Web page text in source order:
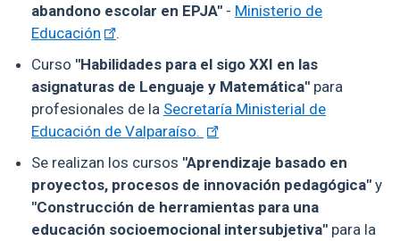
abandono escolar en EPJA" - Ministerio de
Educación
.
Curso "Habilidades para el sigo XXI en las
asignaturas de Lenguaje y Matemática" para
profesionales de la Secretaría Ministerial de
Educación de Valparaíso.
Se realizan los cursos "Aprendizaje basado en
proyectos, procesos de innovación pedagógica" y
"Construcción de herramientas para una
educación socioemocional intersubjetiva" para la